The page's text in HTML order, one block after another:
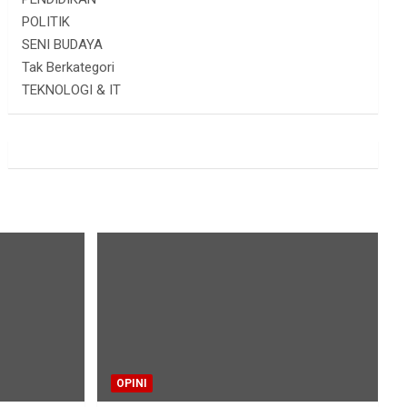
POLITIK
SENI BUDAYA
Tak Berkategori
TEKNOLOGI & IT
OPINI